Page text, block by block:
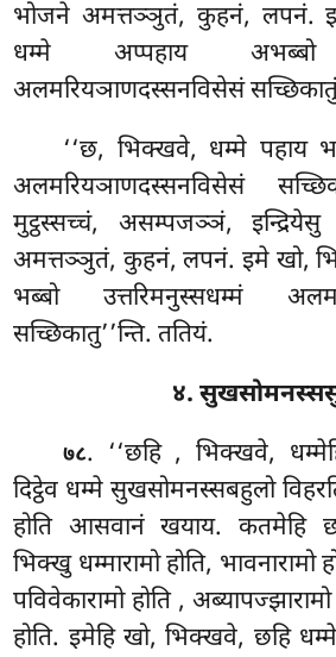
भोजने अमत्तञ्ञुतं, कुहनं, लपनं.
धम्मे अप्पहाय अभब्बो
अलमरियञाणदस्सनविसेसं
‘‘छ, भिक्खवे, धम्मे पहाय
अलमरियञाणदस्सनविसेसं
मुट्ठस्सच्चं, असम्पजञ्ञं, इन्द्रियेसु
अमत्तञ्ञुतं, कुहनं, लपनं. इमे खो,
भब्बो उत्तरिमनुस्सधम्मं
सच्छिकातु’’न्ति. ततियं.
४.
७८. ‘‘छहि , भिक्खवे,
दिट्ठेव धम्मे सुखसोमनस्सबहुलो
होति आसवानं खयाय. कतमेहि
भिक्खु धम्मारामो होति, भावनारामो
पविवेकारामो होति , अब्यापज्झारामो
होति. इमेहि खो, भिक्खवे, छहि